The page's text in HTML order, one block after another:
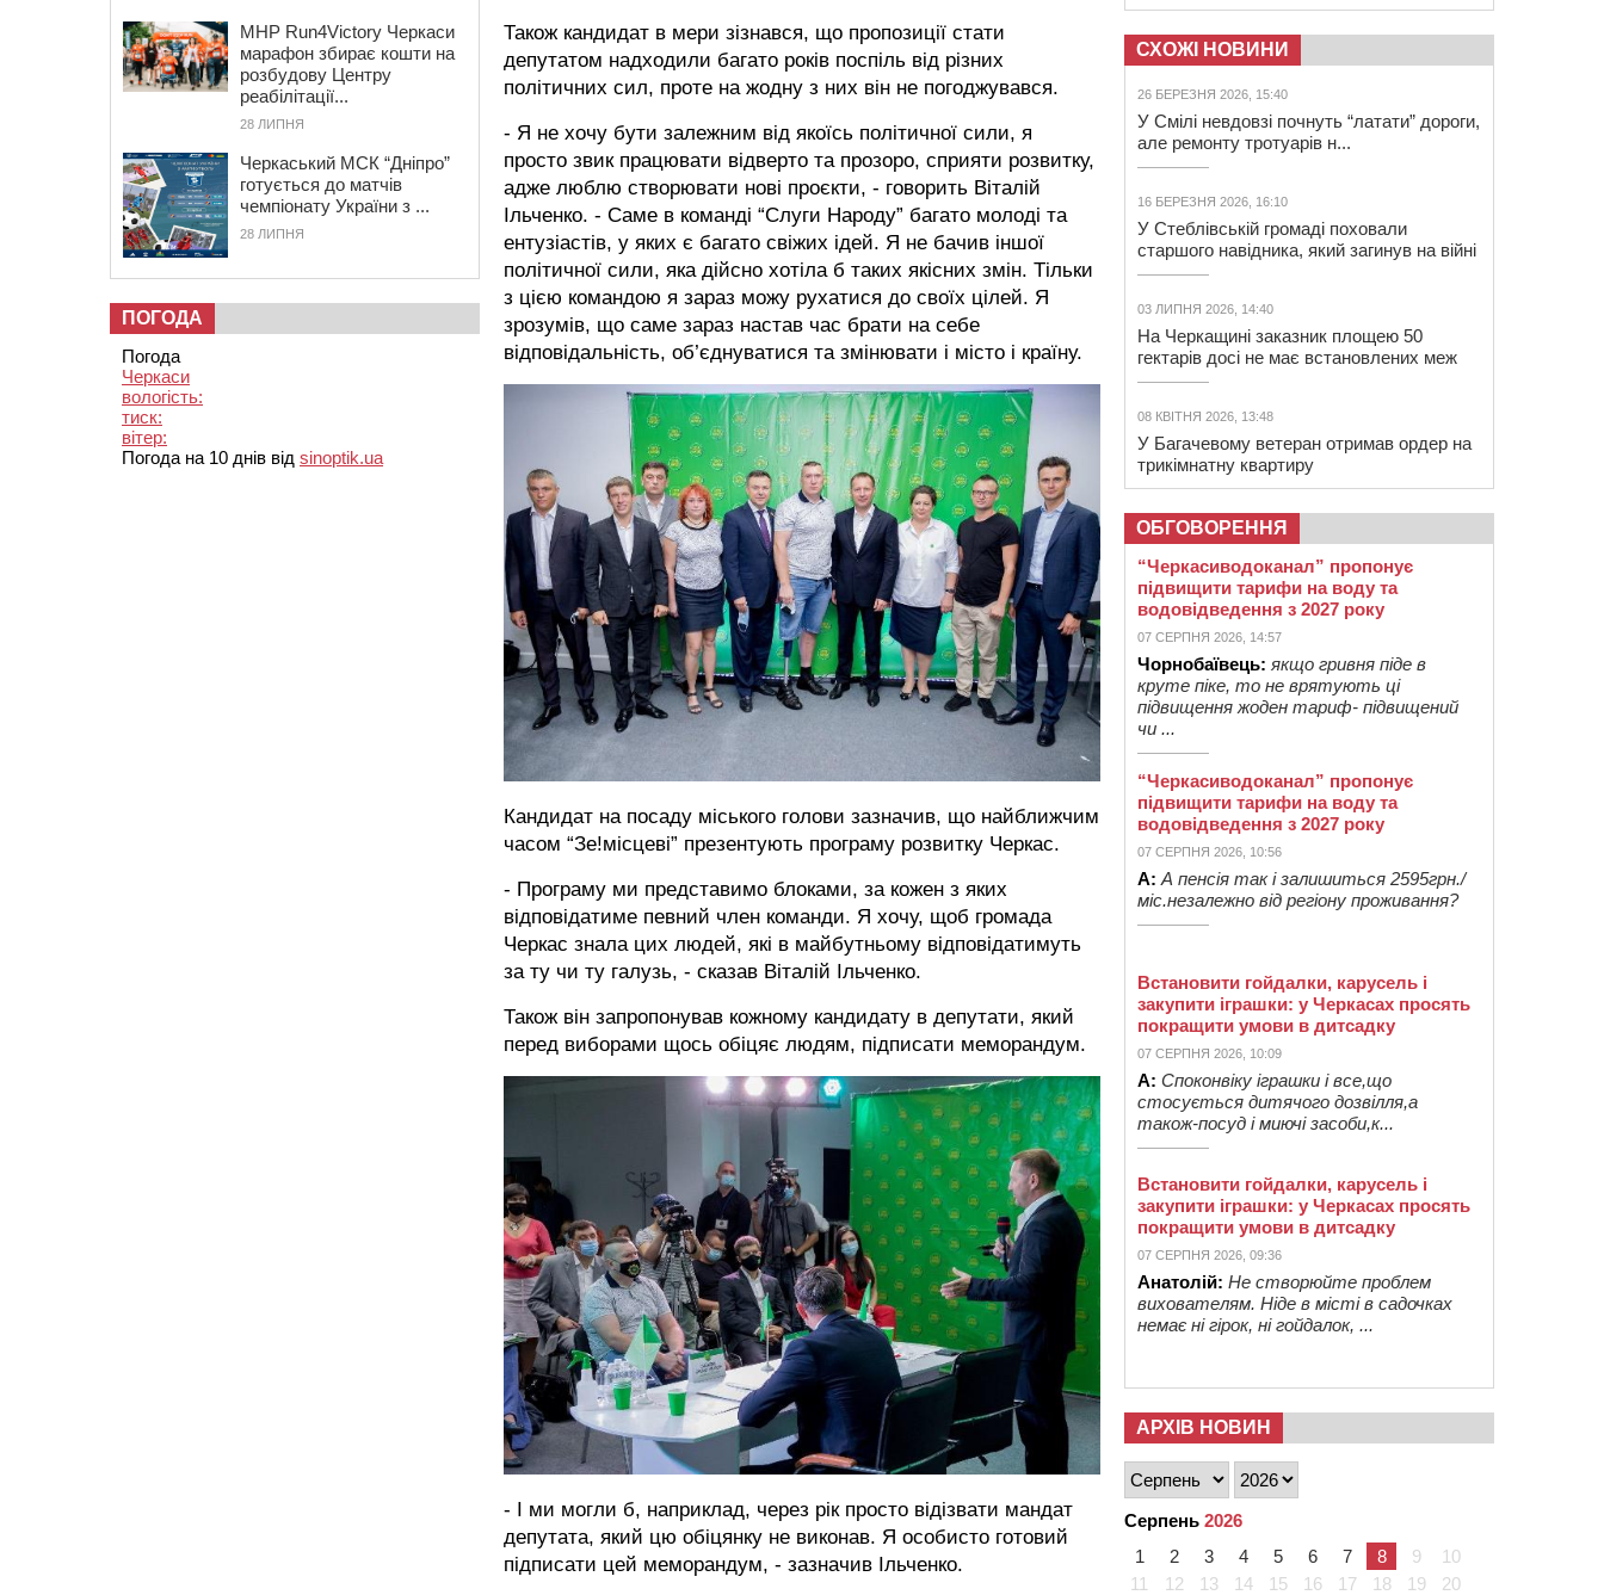
Також кандидат в мери зізнався, що пропозиції стати
депутатом надходили багато років поспіль від різних
політичних сил, проте на жодну з них він не погоджувався.
- Я не хочу бути залежним від якоїсь політичної сили, я
просто звик працювати відверто та прозоро, сприяти розвитку,
адже люблю створювати нові проєкти, - говорить Віталій
Ільченко. - Саме в команді “Слуги Народу” багато молоді та
ентузіастів, у яких є багато свіжих ідей. Я не бачив іншої
політичної сили, яка дійсно хотіла б таких якісних змін. Тільки
з цією командою я зараз можу рухатися до своїх цілей. Я
зрозумів, що саме зараз настав час брати на себе
відповідальність, об’єднуватися та змінювати і місто і країну.
Кандидат на посаду міського голови зазначив, що найближчим
часом “Зе!місцеві” презентують програму розвитку Черкас.
- Програму ми представимо блоками, за кожен з яких
відповідатиме певний член команди. Я хочу, щоб громада
Черкас знала цих людей, які в майбутньому відповідатимуть
за ту чи ту галузь, - сказав Віталій Ільченко.
Також він запропонував кожному кандидату в депутати, який
перед виборами щось обіцяє людям, підписати меморандум.
- І ми могли б, наприклад, через рік просто відізвати мандат
депутата, який цю обіцянку не виконав. Я особисто готовий
підписати цей меморандум, - зазначив Ільченко.
MHP Run4Victory Черкаси
марафон збирає кошти на
розбудову Центру
реабілітації...
28 ЛИПНЯ
Черкаський МСК “Дніпро”
готується до матчів
чемпіонату України з ...
28 ЛИПНЯ
ПОГОДА
Погода
Черкаси
вологість:
тиск:
вітер:
Погода на 10 днів від sinoptik.ua
СХОЖІ НОВИНИ
26 БЕРЕЗНЯ 2026, 15:40
У Смілі невдовзі почнуть “латати” дороги,
але ремонту тротуарів н...
16 БЕРЕЗНЯ 2026, 16:10
У Стеблівській громаді поховали
старшого навідника, який загинув на війні
03 ЛИПНЯ 2026, 14:40
На Черкащині заказник площею 50
гектарів досі не має встановлених меж
08 КВІТНЯ 2026, 13:48
У Багачевому ветеран отримав ордер на
трикімнатну квартиру
ОБГОВОРЕННЯ
“Черкасиводоканал” пропонує
підвищити тарифи на воду та
водовідведення з 2027 року
07 СЕРПНЯ 2026, 14:57
Чорнобаївець: якщо гривня піде в
круте піке, то не врятують ці
підвищення жоден тариф- підвищений
чи ...
“Черкасиводоканал” пропонує
підвищити тарифи на воду та
водовідведення з 2027 року
07 СЕРПНЯ 2026, 10:56
А: А пенсія так і залишиться 2595грн./
міс.незалежно від регіону проживання?
Встановити гойдалки, карусель і
закупити іграшки: у Черкасах просять
покращити умови в дитсадку
07 СЕРПНЯ 2026, 10:09
А: Споконвіку іграшки і все,що
стосується дитячого дозвілля,а
також-посуд і миючі засоби,к...
Встановити гойдалки, карусель і
закупити іграшки: у Черкасах просять
покращити умови в дитсадку
07 СЕРПНЯ 2026, 09:36
Анатолій: Не створюйте проблем
вихователям. Ніде в місті в садочках
немає ні гірок, ні гойдалок, ...
АРХІВ НОВИН
Серпень 2026
1
2 3 4 5 6 7 8 9
10
11
12 13 14 15 16 17 18 19 20